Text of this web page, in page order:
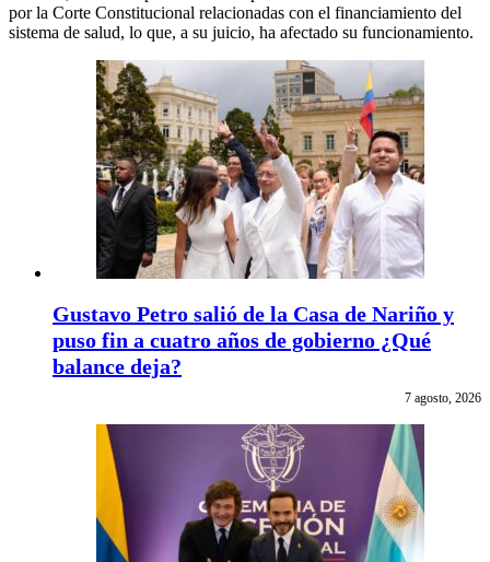
por la Corte Constitucional relacionadas con el financiamiento del
sistema de salud, lo que, a su juicio, ha afectado su funcionamiento.
Gustavo Petro salió de la Casa de Nariño y
puso fin a cuatro años de gobierno ¿Qué
balance deja?
7 agosto, 2026